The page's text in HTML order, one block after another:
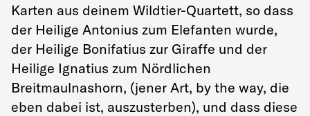
Karten aus deinem Wildtier-Quartett, so dass
der Heilige Antonius zum Elefanten wurde,
der Heilige Bonifatius zur Giraffe und der
Heilige Ignatius zum Nördlichen
Breitmaulnashorn, (jener Art, by the way, die
eben dabei ist, auszusterben), und dass diese